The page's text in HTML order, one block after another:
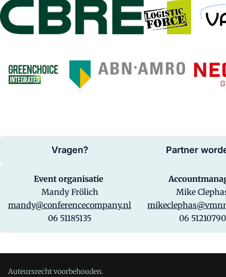
Vragen? Partner
Event organisatie
Mandy Frölich
mandy@conferencecompany.nl
06 51185135
Mike
06 51210790
Auteursrecht voorbehouden.